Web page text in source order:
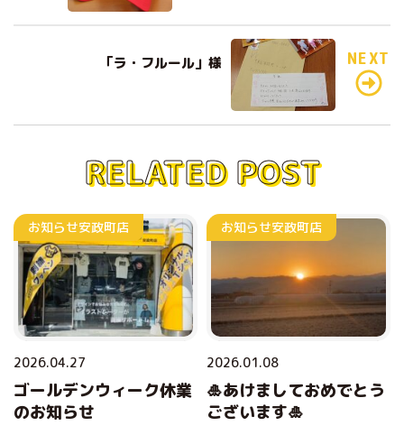
o
o
k
「ラ・フルール」様 NEXT
RELATED POST
お知らせ安政町店
2026.04.27
ゴールデンウィーク休業
のお知らせ
お知らせ安政町店
2026.01.08
🎍あけましておめでとう
ございます🎍